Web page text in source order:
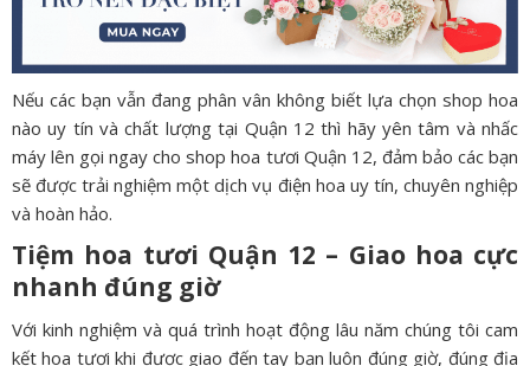
Nếu các bạn vẫn đang phân vân không biết lựa chọn shop hoa
nào uy tín và chất lượng tại Quận 12 thì hãy yên tâm và nhấc
máy lên gọi ngay cho shop hoa tươi Quận 12, đảm bảo các bạn
sẽ được trải nghiệm một dịch vụ điện hoa uy tín, chuyên nghiệp
và hoàn hảo.
Tiệm hoa tươi Quận 12 – Giao hoa cực
nhanh đúng giờ
Với kinh nghiệm và quá trình hoạt động lâu năm chúng tôi cam
kết hoa tươi khi được giao đến tay bạn luôn đúng giờ, đúng địa